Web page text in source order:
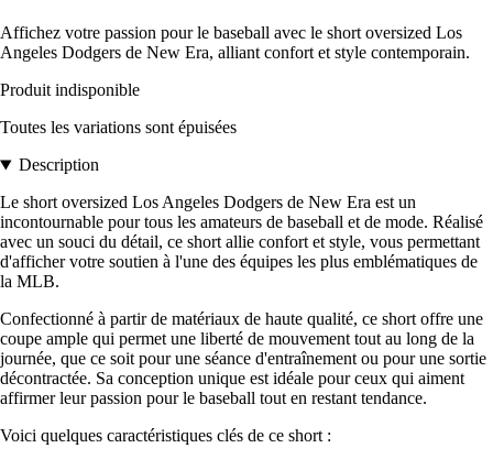
Affichez votre passion pour le baseball avec le short oversized Los
Angeles Dodgers de New Era, alliant confort et style contemporain.
Produit indisponible
Toutes les variations sont épuisées
Description
Le short oversized Los Angeles Dodgers de New Era est un
incontournable pour tous les amateurs de baseball et de mode. Réalisé
avec un souci du détail, ce short allie confort et style, vous permettant
d'afficher votre soutien à l'une des équipes les plus emblématiques de
la MLB.
Confectionné à partir de matériaux de haute qualité, ce short offre une
coupe ample qui permet une liberté de mouvement tout au long de la
journée, que ce soit pour une séance d'entraînement ou pour une sortie
décontractée. Sa conception unique est idéale pour ceux qui aiment
affirmer leur passion pour le baseball tout en restant tendance.
Voici quelques caractéristiques clés de ce short :